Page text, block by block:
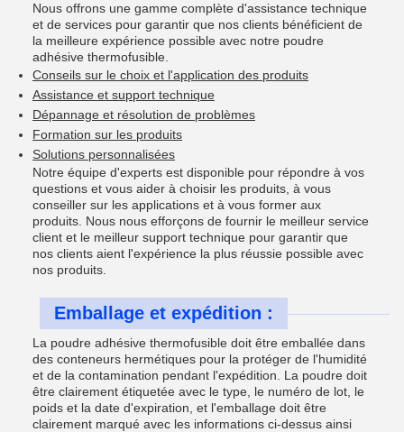
Nous offrons une gamme complète d'assistance technique
et de services pour garantir que nos clients bénéficient de
la meilleure expérience possible avec notre poudre
adhésive thermofusible.
Conseils sur le choix et l'application des produits
Assistance et support technique
Dépannage et résolution de problèmes
Formation sur les produits
Solutions personnalisées
Notre équipe d'experts est disponible pour répondre à vos
questions et vous aider à choisir les produits, à vous
conseiller sur les applications et à vous former aux
produits. Nous nous efforçons de fournir le meilleur service
client et le meilleur support technique pour garantir que
nos clients aient l'expérience la plus réussie possible avec
nos produits.
Emballage et expédition :
La poudre adhésive thermofusible doit être emballée dans
des conteneurs hermétiques pour la protéger de l'humidité
et de la contamination pendant l'expédition. La poudre doit
être clairement étiquetée avec le type, le numéro de lot, le
poids et la date d'expiration, et l'emballage doit être
clairement marqué avec les informations ci-dessus ainsi